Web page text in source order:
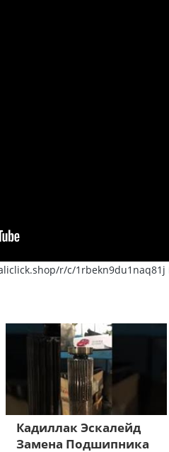
r/c/
Кадиллак Эскалейд
Замена Подшипника